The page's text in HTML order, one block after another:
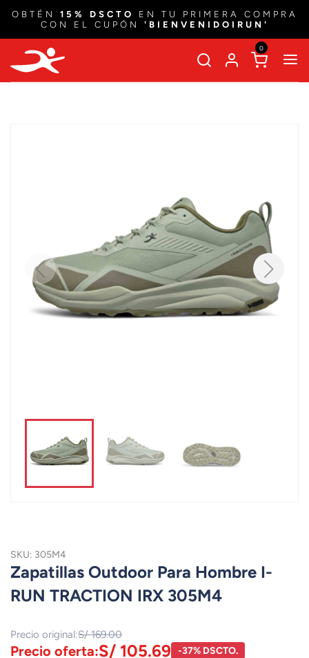
OBTÉN 15% DSCTO
EN TU PRIMERA COMPRA
CON EL CUPÓN 'BIENVENIDOIRUN'
0
SKU: 305M4
Zapatillas Outdoor Para Hombre I-
RUN TRACTION IRX 305M4
Precio original:S/ 169.00
Precio oferta:S/ 105.69 -37% DSCTO.